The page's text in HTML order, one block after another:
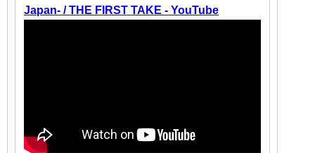
Japan- / THE FIRST TAKE - YouTube